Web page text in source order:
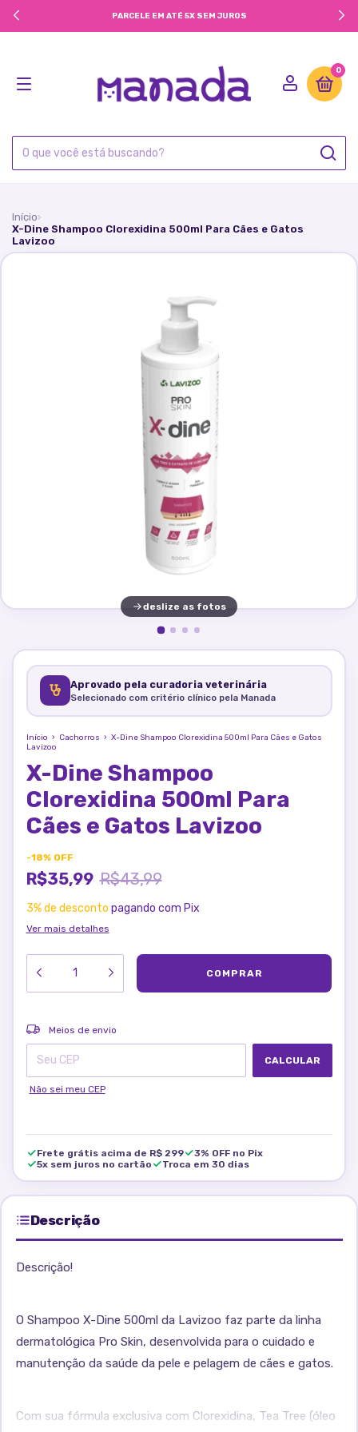
PARCELE EM ATÉ 5X SEM JUROS
0
Início›
X-Dine Shampoo Clorexidina 500ml Para Cães e Gatos
Lavizoo
deslize as fotos
Aprovado pela curadoria veterinária
Selecionado com critério clínico pela Manada
Início › Cachorros › X-Dine Shampoo Clorexidina 500ml Para Cães e Gatos
Lavizoo
X-Dine Shampoo
Clorexidina 500ml Para
Cães e Gatos Lavizoo
-18% OFF
R$35,99 R$43,99
3% de desconto pagando com Pix
Ver mais detalhes
Entregas para o CEP:
Meios de envio
CALCULAR
Não sei meu CEP
Frete grátis acima de R$ 299
3% OFF no Pix
5x sem juros no cartão
Troca em 30 dias
Descrição
Descrição!
O Shampoo X-Dine 500ml da Lavizoo faz parte da linha
dermatológica Pro Skin, desenvolvida para o cuidado e
manutenção da saúde da pele e pelagem de cães e gatos.
Com sua fórmula exclusiva com Clorexidina, Tea Tree (óleo